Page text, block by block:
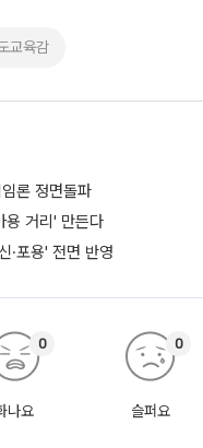
교육감
론 정면돌파
용 거리' 만든다
·포용' 전면 반영
나요
0
슬퍼요
0